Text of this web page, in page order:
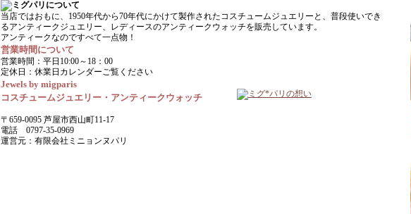
当店ではおもに、1950年代から70年代にかけて製作されたコスチュームジュエリーと、普段使いでき
るアンティークジュエリー、レディースのアンティークウォッチを販売しています。
アンティークなのですべて一点物！
営業時間について
営業時間：平日10:00～18：00
定休日：休業日カレンダーご覧ください
Jewels by migparis
コスチュームジュエリー・アンティークウォッチ
〒659-0095 芦屋市西山町11-17
電話 0797-35-0969
運営元：有限会社ミニョンヌパリ